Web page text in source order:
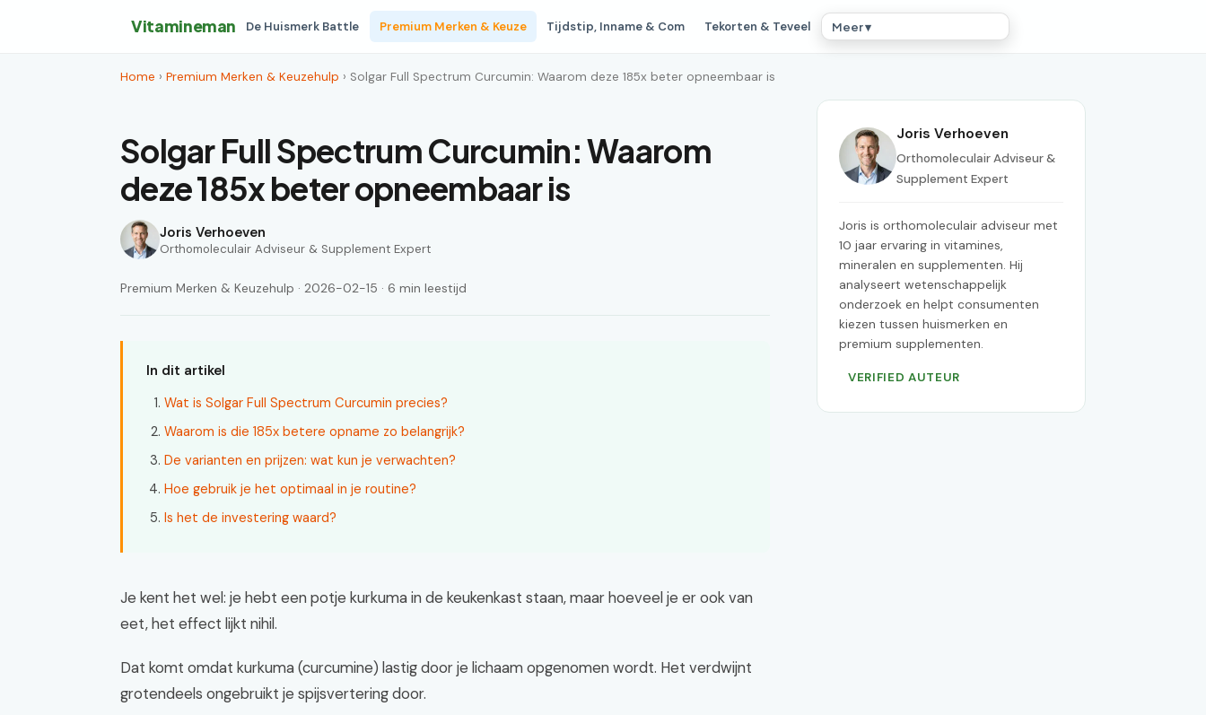
Vitamineman De Huismerk Battle Premium Merken & Keuze Tijdstip, Inname & Com Tekorten & Teveel Meer ▾
Home › Premium Merken & Keuzehulp › Solgar Full Spectrum Curcumin: Waarom deze 185x beter opneembaar is
Solgar Full Spectrum Curcumin: Waarom
deze 185x beter opneembaar is
Joris Verhoeven
Orthomoleculair Adviseur & Supplement Expert
Premium Merken & Keuzehulp · 2026-02-15 · 6 min leestijd
In dit artikel
Wat is Solgar Full Spectrum Curcumin precies?
Waarom is die 185x betere opname zo belangrijk?
De varianten en prijzen: wat kun je verwachten?
Hoe gebruik je het optimaal in je routine?
Is het de investering waard?
Je kent het wel: je hebt een potje kurkuma in de keukenkast staan, maar hoeveel je er ook van
eet, het effect lijkt nihil.
Dat komt omdat kurkuma (curcumine) lastig door je lichaam opgenomen wordt. Het verdwijnt
grotendeels ongebruikt je spijsvertering door.
Joris Verhoeven
Orthomoleculair Adviseur &
Supplement Expert
Joris is orthomoleculair adviseur met
10 jaar ervaring in vitamines,
mineralen en supplementen. Hij
analyseert wetenschappelijk
onderzoek en helpt consumenten
kiezen tussen huismerken en
premium supplementen.
VERIFIED AUTEUR